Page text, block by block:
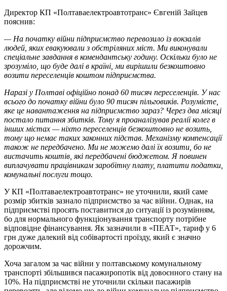
Директор КП «Полтаваелектроавтотранс» Євгеній Зайцев
пояснив:
— На початку війни підприємство перевозило із вокзалів
людей, яких евакуювали з обстріляних міст. Ми виконували
спеціальне завдання в комендантську годину. Оскільки було не
зрозуміло, що буде далі в країні, ми вирішили безкоштовно
возити переселенців коштом підприємства.
Наразі у Полтаві офіційно понад 60 тисяч переселенців. У нас
всього до початку війни було 90 тисяч пільговиків. Розумієте,
яке це навантаження на підприємство зараз? Через два місяці
постало питання збитків. Тому я проаналізував реалії колег в
інших містах — ніхто переселенців безкоштовно не возить,
тому що немає таких законних підстав. Механізму компенсації
також не передбачено. Ми не можемо далі їх возити, бо не
вистачить коштів, які передбачені бюджетом. Я повинен
виплачувати працівникам заробітну плату, платити податки,
комунальні послуги тощо.
У КП «Полтаваелектроавтотранс» не уточнили, який саме
розмір збитків зазнало підприємство за час війни. Однак, на
підприємстві просять поставитися до ситуації із розумінням,
бо для нормального функціонування транспорту потрібне
відповідне фінансування. Як зазначили в «ПЕАТ», тариф у 6
грн дуже далекий від собівартості проїзду, який є значно
дорожчим.
Хоча загалом за час війни у полтавському комунальному
транспорті збільшився пасажиропотік від довоєнного стану на
10%. На підприємстві не уточнили скільки пасажирів